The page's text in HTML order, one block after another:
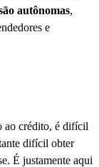
autônomas,
e
ao crédito, é difícil
difícil obter
É justamente aqui